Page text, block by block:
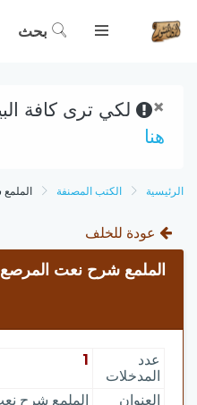
بحث
× لكي ترى كافة
هنا
الرئيسية الكتب المصنفة
عودة للخلف
الملمع شرح نعت المرصع
عدد
المدخلات
1
العنوان
الملمع شرح